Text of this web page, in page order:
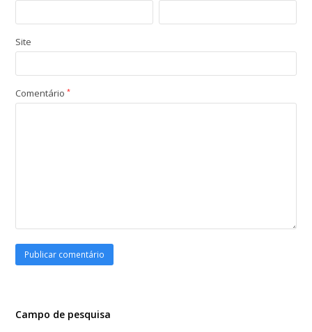
Site
Comentário*
Campo de pesquisa